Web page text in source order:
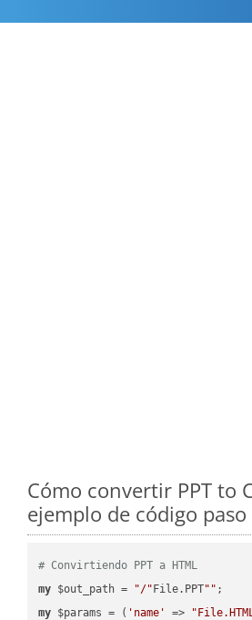
Cómo convertir PPT to
ejemplo de código paso
# Convirtiendo PPT a HTML
my $out_path = "/" File.PPT""
my $params = ( 'name' =>